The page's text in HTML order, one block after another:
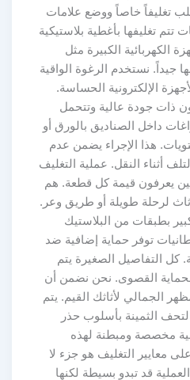
تغليفاً خاصاً ووضع علامات
تتم تغليفها بأغطية بلاستيكية
الكهربائية الكبيرة مثل
جيداً. نستخدم الرغوة الواقية
الإلكترونية الحساسة.
ذات جودة عالية وتتحمل
داخل الصناديق بالورق أو
هذا الإجراء يضمن عدم
أثناء النقل. عملية التغليف
يعرفون قيمة كل قطعة. هم
لرحلة طويلة أو طريق وعر.
بطبقات من البلاستيك
توفر حماية إضافية ضد
كل التفاصيل الصغيرة يتم
القصوى. نحن نضمن أن
الجمالي لأثاثك القيم. يتم
الثمينة بأسلوب حذر
مخصصة ومبطنة لهذه
معايير التغليف هو جزء لا
قد تبدو بسيطة لكنها